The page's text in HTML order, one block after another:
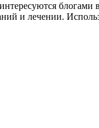
и лечении.